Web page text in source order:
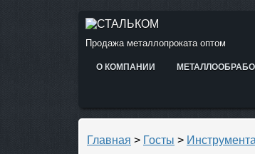
Продажа металлопроката оптом
О КОМПАНИИ
Главная > Госты >